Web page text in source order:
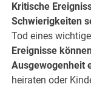
Kritische
Schwierigkeiten
Tod eines
Ereignisse
Ausgewogenheit
heiraten oder